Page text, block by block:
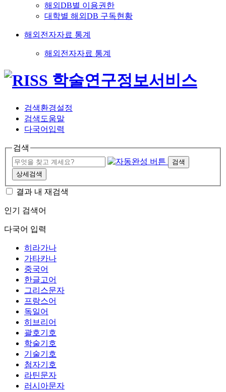
해외DB별 이용권한
대학별 해외DB 구독현황
해외전자자료 통계
해외전자자료 통계
검색환경설정
검색도움말
다국어입력
검색
검색
상세검색
결과 내 재검색
인기 검색어
다국어 입력
히라가나
가타카나
중국어
한글고어
그리스문자
프랑스어
독일어
히브리어
괄호기호
학술기호
기술기호
첨자기호
라틴문자
러시아문자